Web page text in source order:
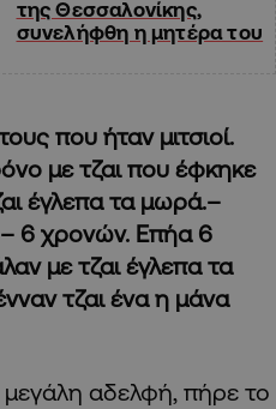
της Θεσσαλονίκης,
συνελήφθη η μητέρα του
που ήταν μιτσιοί.
με τζαι που έφκηκε
έγλεπα τα μωρά.–
6 χρονών. Επήα 6
με τζαι έγλεπα τα
τζαι ένα η μάνα
αδελφή, πήρε το